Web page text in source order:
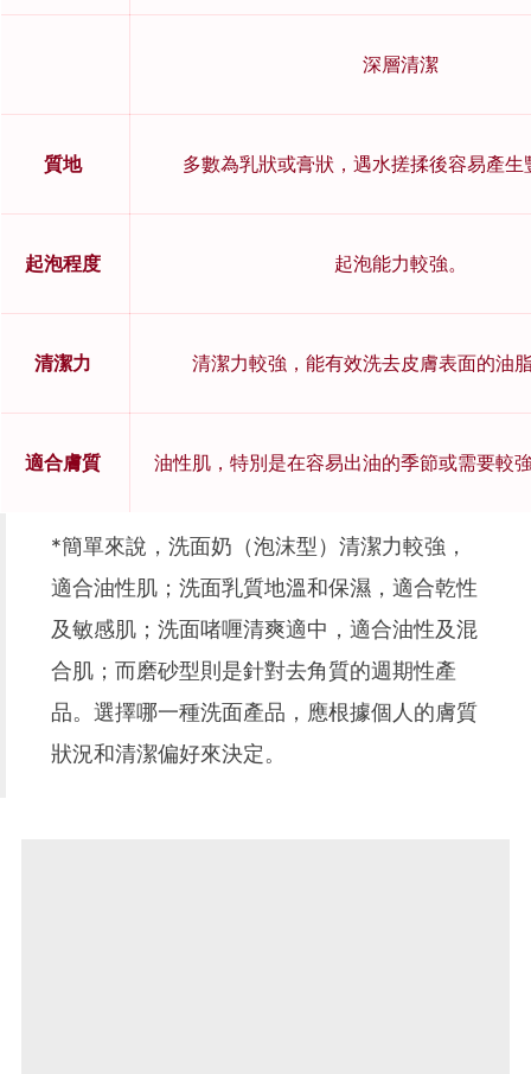
深層清潔
質地 多數為乳狀或膏狀，遇水搓揉後容易產生
起泡程度 起泡能力較強。
清潔力 清潔力較強，能有效洗去皮膚表面的油
適合膚質 油性肌，特別是在容易出油的季節或需要較
*簡單來說，洗面奶（泡沫型）清潔力較強，
適合油性肌；洗面乳質地溫和保濕，適合乾性
及敏感肌；洗面啫喱清爽適中，適合油性及混
合肌；而磨砂型則是針對去角質的週期性產
品。選擇哪一種洗面產品，應根據個人的膚質
狀況和清潔偏好來決定。